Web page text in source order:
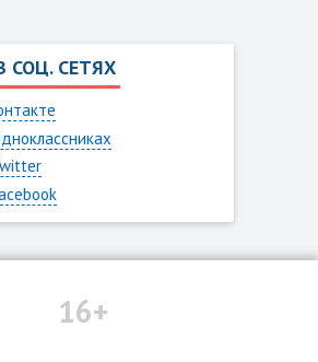
СОЦ. СЕТЯХ
16+